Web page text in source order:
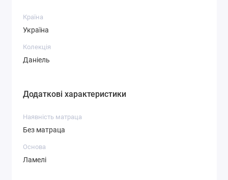
Країна
Україна
Колекція
Даніель
Додаткові характеристики
Наявність матраца
Без матраца
Основа
Ламелі